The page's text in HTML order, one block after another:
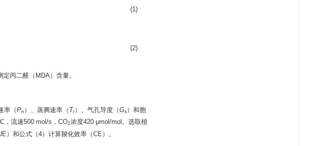
(1)
(2)
丙二醛（MDA）含量。
率（Pn ）、蒸腾速率（ Tr）、气孔导度（Gs）和胞
，流速500 mol/s，CO2浓度420 μmol/mol。选取植
）和公式（4）计算羧化效率（CE）。